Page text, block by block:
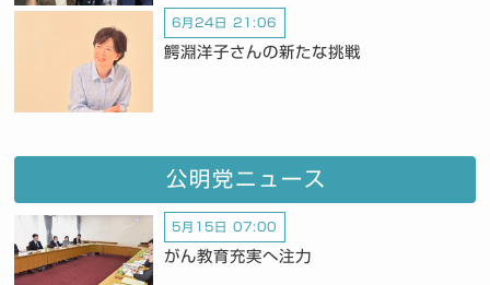
6月24日 21:06
鰐淵洋子さんの新たな挑戦
公明党ニュース
5月15日 07:00
がん教育充実へ注力